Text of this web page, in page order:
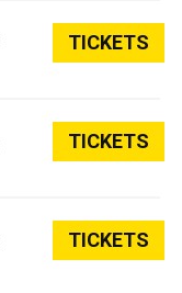
TICKETS
TICKETS
TICKETS